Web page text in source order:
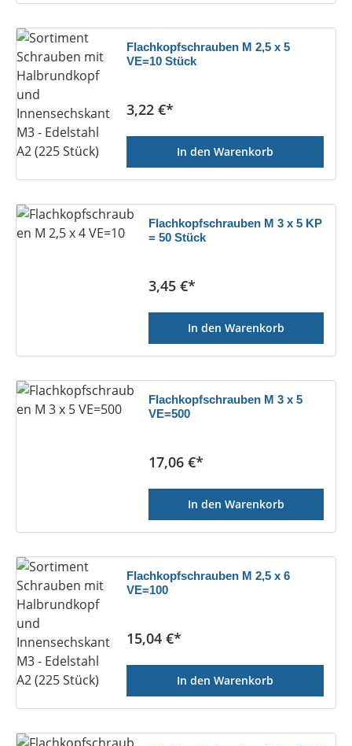
Flachkopfschrauben M 2,5 x 5
VE=10 Stück
Regulärer Preis:
3,22 €*
In den Warenkorb
Flachkopfschrauben M 3 x 5 KP
= 50 Stück
Regulärer Preis:
3,45 €*
In den Warenkorb
Flachkopfschrauben M 3 x 5
VE=500
Regulärer Preis:
17,06 €*
In den Warenkorb
Flachkopfschrauben M 2,5 x 6
VE=100
Regulärer Preis:
15,04 €*
In den Warenkorb